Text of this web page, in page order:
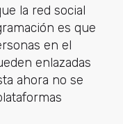
la red social
es que
en el
enlazadas
ahora no se